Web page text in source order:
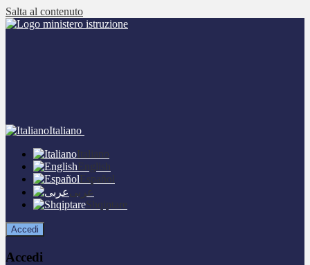
Salta al contenuto
Italiano
Italiano
English
Español
عربى
Shqiptare
Accedi
Accedi